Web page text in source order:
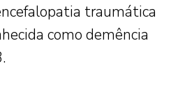
traumática
como demência